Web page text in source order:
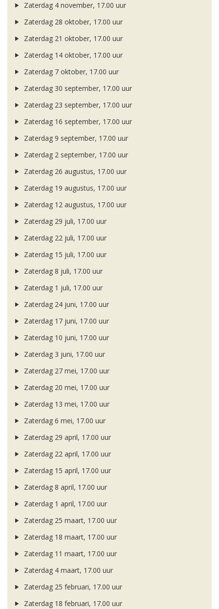
Zaterdag 4 november, 17.00 uur
Zaterdag 28 oktober, 17.00 uur
Zaterdag 21 oktober, 17.00 uur
Zaterdag 14 oktober, 17.00 uur
Zaterdag 7 oktober, 17.00 uur
Zaterdag 30 september, 17.00 uur
Zaterdag 23 september, 17.00 uur
Zaterdag 16 september, 17.00 uur
Zaterdag 9 september, 17.00 uur
Zaterdag 2 september, 17.00 uur
Zaterdag 26 augustus, 17.00 uur
Zaterdag 19 augustus, 17.00 uur
Zaterdag 12 augustus, 17.00 uur
Zaterdag 29 juli, 17.00 uur
Zaterdag 22 juli, 17.00 uur
Zaterdag 15 juli, 17.00 uur
Zaterdag 8 juli, 17.00 uur
Zaterdag 1 juli, 17.00 uur
Zaterdag 24 juni, 17.00 uur
Zaterdag 17 juni, 17.00 uur
Zaterdag 10 juni, 17.00 uur
Zaterdag 3 juni, 17.00 uur
Zaterdag 27 mei, 17.00 uur
Zaterdag 20 mei, 17.00 uur
Zaterdag 13 mei, 17.00 uur
Zaterdag 6 mei, 17.00 uur
Zaterdag 29 april, 17.00 uur
Zaterdag 22 april, 17.00 uur
Zaterdag 15 april, 17.00 uur
Zaterdag 8 april, 17.00 uur
Zaterdag 1 april, 17.00 uur
Zaterdag 25 maart, 17.00 uur
Zaterdag 18 maart, 17.00 uur
Zaterdag 11 maart, 17.00 uur
Zaterdag 4 maart, 17.00 uur
Zaterdag 25 februari, 17.00 uur
Zaterdag 18 februari, 17.00 uur